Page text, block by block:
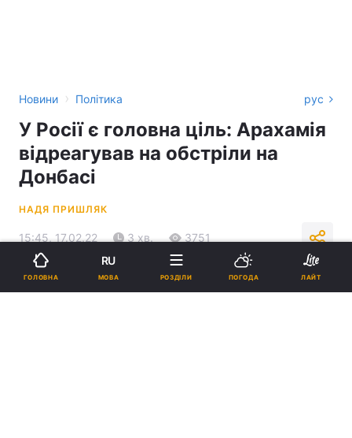
Новини › Політика рус
У Росії є головна ціль: Арахамія
відреагував на обстріли на
Донбасі
НАДЯ ПРИШЛЯК
15:45, 17.02.22 3 хв. 3751
Підпишіться на нас в Google
ГОЛОВНА
RU
МОВА РОЗДІЛИ ПОГОДА ЛАЙТ